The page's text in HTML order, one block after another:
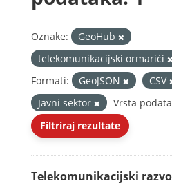
Oznake:
GeoHub
telekomunikacijski ormarići
Formati:
GeoJSON CSV
Javni sektor
Vrsta
Filtriraj rezultate
Telekomunikacijski